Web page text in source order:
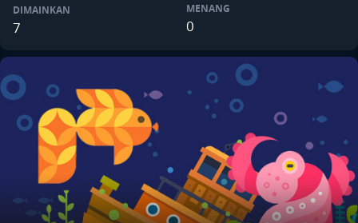
DIMAINKAN
7
MENANG
0